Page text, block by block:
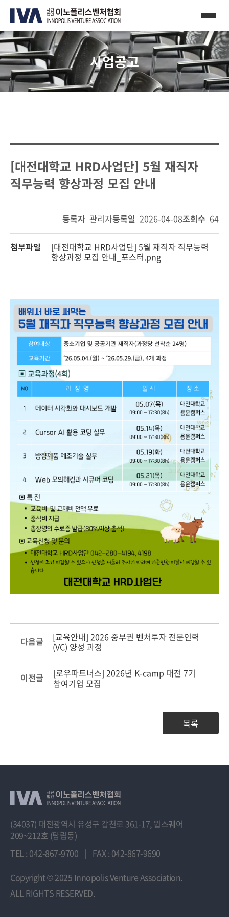
사업공고
[대전대학교 HRD사업단] 5월 재직자
직무능력 향상과정 모집 안내
등록자 관리자등록일 2026-04-08조회수 64
첨부파일
[대전대학교 HRD사업단] 5월 재직자 직무능력
향상과정 모집 안내_포스터.png
다음글
[교육안내] 2026 중부권 벤처투자 전문인력
(VC) 양성 과정
이전글
[로우파트너스] 2026년 K-camp 대전 7기
참여기업 모집
목록
(34037) 대전광역시 유성구 갑천로 361-17, 윕스퀘어
209~212호 (탑립동)
TEL : 042-867-9700 | FAX : 042-867-9690
Copyright© 2025 Innopolis Venture Association.
ALL RIGHTS RESERVED.